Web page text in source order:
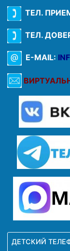
ТЕЛ.
ТЕЛ.
E-MAIL:
ДЕТСКИЙ